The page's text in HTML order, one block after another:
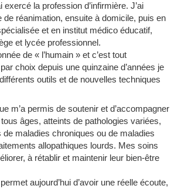
exercé la profession d’infirmière. J’ai
de réanimation, ensuite à domicile, puis en
et en institut médico éducatif,
et lycée professionnel.
de « l’humain » et c’est tout
choix depuis une quinzaine d’années je
outils et de nouvelles techniques
m’a permis de soutenir et d’accompagner
âges, atteints de pathologies variées,
maladies chroniques ou de maladies
allopathiques lourds. Mes soins
à rétablir et maintenir leur bien-être
aujourd’hui d’avoir une réelle écoute,